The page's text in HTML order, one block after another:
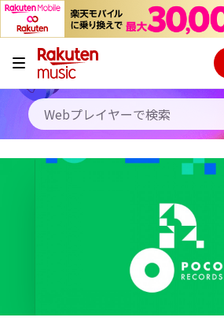
キャンペーン
料金プラン
使い方 ご